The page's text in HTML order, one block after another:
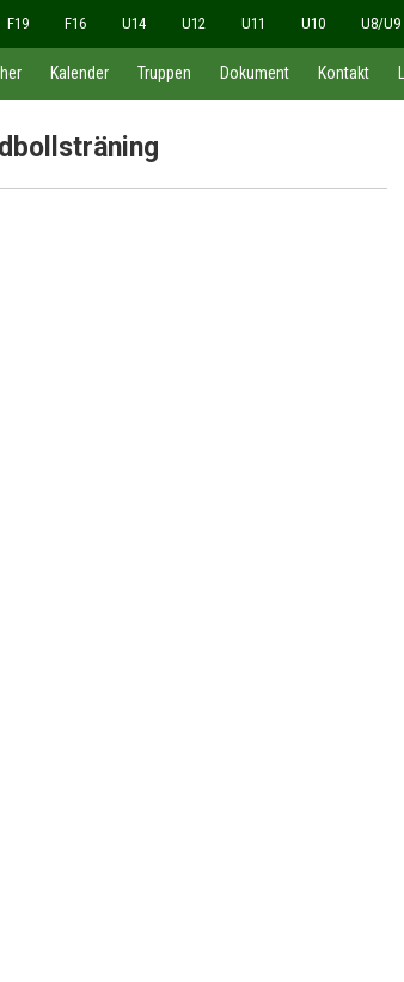
F19 F16 U14 U12 U11 U10 U8/U9
Kalender Truppen Dokument Kontakt